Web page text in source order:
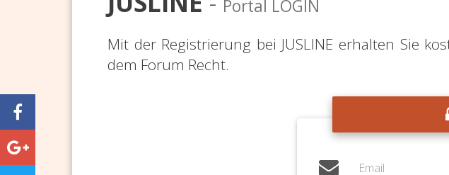
Portal LOGIN
Mit der Registrierung bei JUSLINE erhalten Sie
dem Forum Recht.